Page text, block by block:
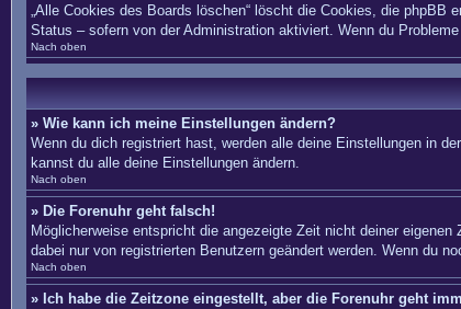
„Alle Cookies des Boards löschen“ löscht die Cookies, die phpBB
Status – sofern von der Administration aktiviert. Wenn du
Nach oben
» Wie kann ich meine Einstellungen ändern?
Wenn du dich registriert hast, werden alle deine Einstellungen in
kannst du alle deine Einstellungen ändern.
Nach oben
» Die Forenuhr geht falsch!
Möglicherweise entspricht die angezeigte Zeit nicht deiner
dabei nur von registrierten Benutzern geändert werden. Wenn du
Nach oben
» Ich habe die Zeitzone eingestellt, aber die Forenuhr geht